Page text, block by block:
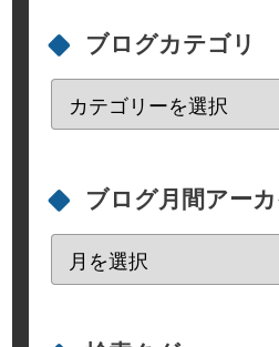
ブログカテゴリ
ブログ月間アー